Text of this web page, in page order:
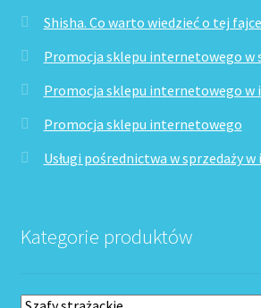
Shisha. Co warto wiedzieć o tej
Promocja sklepu internetowego w
Promocja sklepu internetowego w
Promocja sklepu internetowego
Usługi pośrednictwa w sprzedaży
Kategorie produktów